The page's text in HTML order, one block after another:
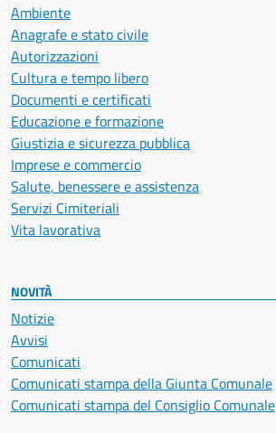
Ambiente
Anagrafe e stato civile
Autorizzazioni
Cultura e tempo libero
Documenti e certificati
Educazione e formazione
Giustizia e sicurezza pubblica
Imprese e commercio
Salute, benessere e assistenza
Servizi Cimiteriali
Vita lavorativa
NOVITÀ
Notizie
Avvisi
Comunicati
Comunicati stampa della Giunta Comunale
Comunicati stampa del Consiglio Comunale